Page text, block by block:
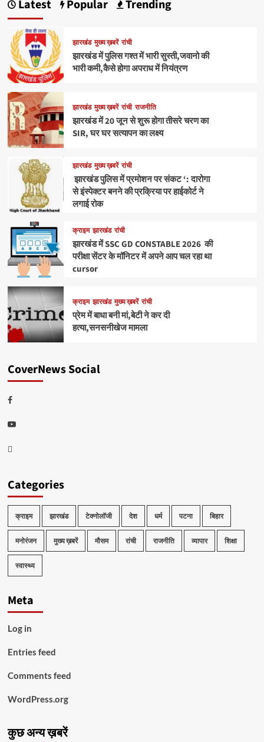
Latest Popular Trending
झारखंड मुख्य ख़बरें रांची
झारखंड में पुलिस गश्त में भारी सुस्ती,जवानो की
भारी कमी,कैसे होगा अपराध में नियंत्रण
झारखंड मुख्य ख़बरें रांची राजनीति
झारखंड में 20 जून से शुरू होगा तीसरे चरण का
SIR, घर घर सत्यापन का लक्ष्य
झारखंड मुख्य ख़बरें रांची
झारखंड पुलिस में प्रमोशन पर संकट ‘: दारोगा
से इंस्पेक्टर बनने की प्रक्रिया पर हाईकोर्ट ने
लगाई रोक
क्राइम झारखंड रांची
झारखंड में SSC GD CONSTABLE 2026 की
परीक्षा सेंटर के मॉनिटर में अपने आप चल रहा था
cursor
क्राइम झारखंड मुख्य ख़बरें रांची
प्रेम में बाधा बनी मां,बेटी ने कर दी
हत्या,सनसनीखेज मामला
CoverNews Social
Facebook
Youtube
Telegram
Categories
क्राइम झारखंड टेक्नोलॉजी देश धर्म पटना बिहार
मनोरंजन मुख्य ख़बरें मौसम रांची राजनीति व्यापार शिक्षा
स्वास्थ्य
Meta
Log in
Entries feed
Comments feed
WordPress.org
कुछ अन्य ख़बरें